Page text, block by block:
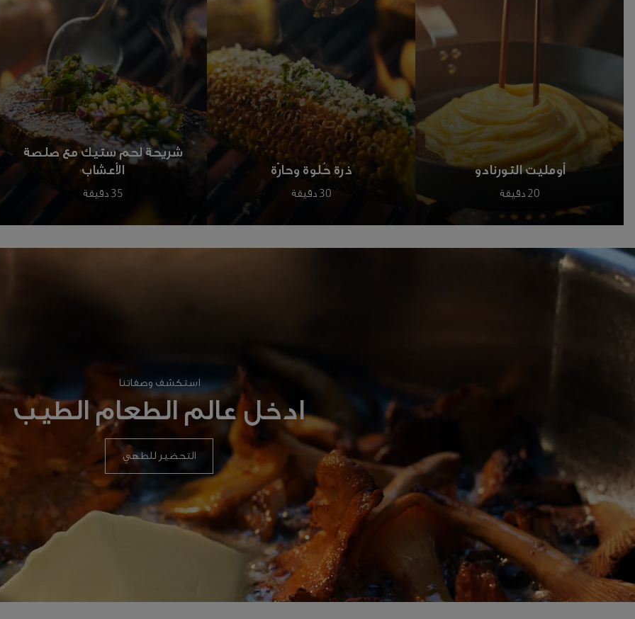
أومليت التورنادو
20 دقيقة
ذرة حُلوة وحارّة
30 دقيقة
شريحة لحم ستيك مع صلصة
الأعشاب
35 دقيقة
استكشف وصفاتنا
ادخل عالم الطعام الطيب
التحضير للطهي